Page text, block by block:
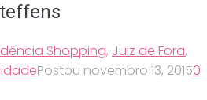
Shopping, Juiz de Fora,
Postou novembro 13, 20150